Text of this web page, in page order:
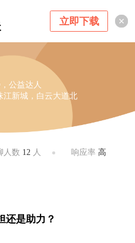
立即下载
公益达人
江新城，白云大道北
人数 12 人 响应率 高
还是助力？